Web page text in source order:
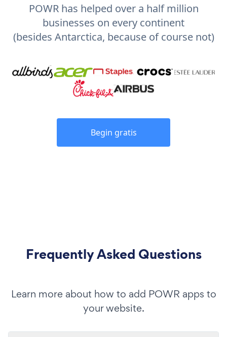
POWR has helped over a half million
businesses on every continent
(besides Antarctica, because of course not)
Begin gratis
Frequently Asked Questions
Learn more about how to add POWR apps to
your website.